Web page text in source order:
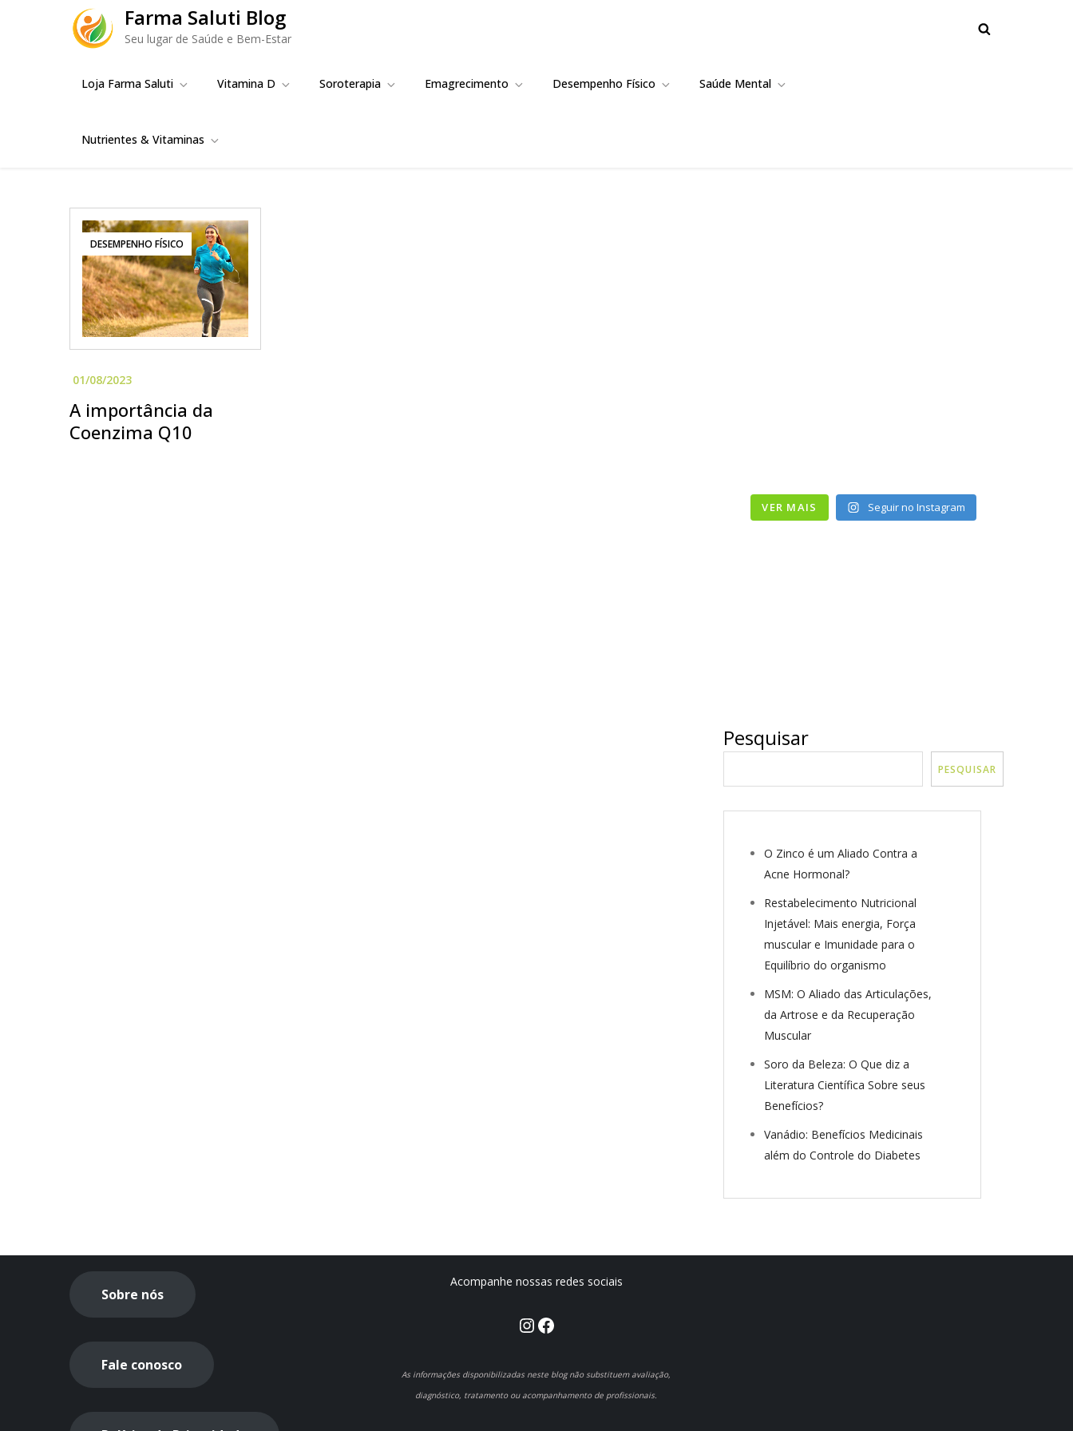
Farma Saluti Blog
Seu lugar de Saúde e Bem-Estar
Loja Farma Saluti Vitamina D Soroterapia Emagrecimento Desempenho Físico Saúde Mental
Nutrientes & Vitaminas
DESEMPENHO FÍSICO
A importância da
Coenzima Q10
VER MAIS Seguir no Instagram
Pesquisar
PESQUISAR
O Zinco é um Aliado Contra a
Acne Hormonal?
Restabelecimento Nutricional
Injetável: Mais energia, Força
muscular e Imunidade para o
Equilíbrio do organismo
MSM: O Aliado das Articulações,
da Artrose e da Recuperação
Muscular
Soro da Beleza: O Que diz a
Literatura Científica Sobre seus
Benefícios?
Vanádio: Benefícios Medicinais
além do Controle do Diabetes
Sobre nós
Fale conosco
Acompanhe nossas redes sociais
Instagram
Facebook
As informações disponibilizadas neste blog não substituem avaliação,
diagnóstico, tratamento ou acompanhamento de profissionais.